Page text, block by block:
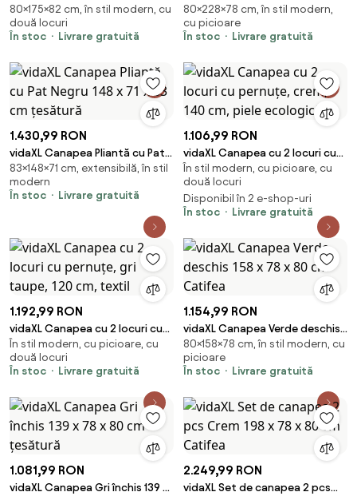
80 cm țesătură
80×175×82 cm, în stil modern, cu
două locuri
În stoc
Livrare gratuită
78 x 80 cm Catifea
80×228×78 cm, în stil modern,
cu picioare
În stoc
Livrare gratuită
1.430,99 RON
vidaXL Canapea Pliantă cu Pat
Negru 148 x 71 x 83 cm țesătură
83×148×71 cm, extensibilă, în stil
modern
În stoc
Livrare gratuită
1.106,99 RON
vidaXL Canapea cu 2 locuri cu
pernuțe, crem, 140 cm, piele
ecologică
În stil modern, cu picioare, cu
două locuri
Disponibil în 2 e-shop-uri
În stoc
Livrare gratuită
1.192,99 RON
vidaXL Canapea cu 2 locuri cu
pernuțe, gri taupe, 120 cm,
textil
În stil modern, cu picioare, cu
două locuri
În stoc
Livrare gratuită
1.154,99 RON
vidaXL Canapea Verde deschis
158 x 78 x 80 cm Catifea
80×158×78 cm, în stil modern, cu
picioare
În stoc
Livrare gratuită
1.081,99 RON
vidaXL Canapea Gri închis 139 x
2.249,99 RON
vidaXL Set de canapea 2 pcs